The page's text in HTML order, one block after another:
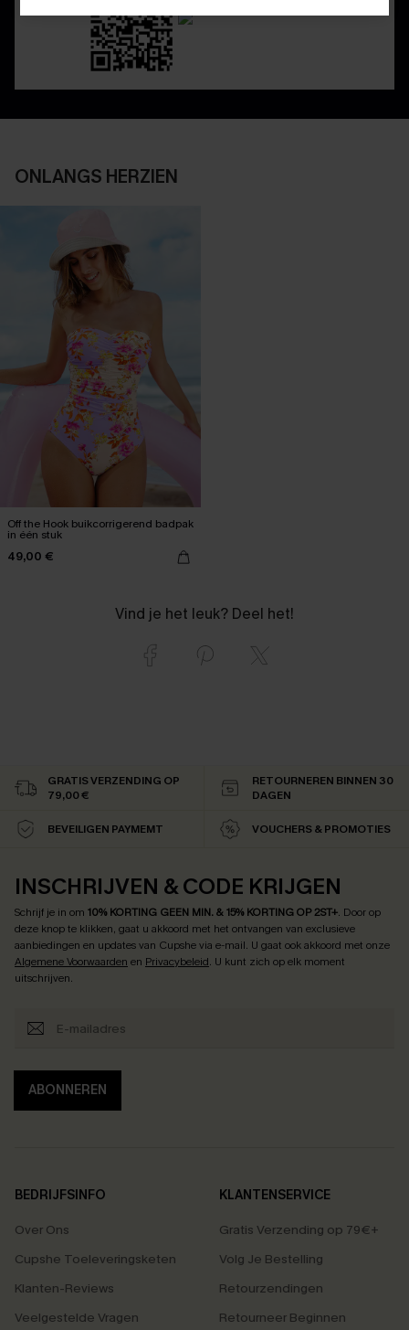
ONLANGS HERZIEN
Off the Hook buikcorrigerend badpak
in één stuk
49,00 €
Vind je het leuk? Deel het!
GRATIS VERZENDING OP
79,00 €
RETOURNEREN BINNEN 30
DAGEN
BEVEILIGEN PAYMEMT VOUCHERS & PROMOTIES
INSCHRIJVEN & CODE KRIJGEN
Schrijf je in om 10% KORTING GEEN MIN. & 15% KORTING OP 2ST+. Door op
deze knop te klikken, gaat u akkoord met het ontvangen van exclusieve
aanbiedingen en updates van Cupshe via e-mail. U gaat ook akkoord met onze
Algemene Voorwaarden en Privacybeleid. U kunt zich op elk moment
uitschrijven.
ABONNEREN
BEDRIJFSINFO
Over Ons
Cupshe Toeleveringsketen
Klanten-Reviews
Veelgestelde Vragen
KLANTENSERVICE
Gratis Verzending op 79€+
Volg Je Bestelling
Retourzendingen
Retourneer Beginnen